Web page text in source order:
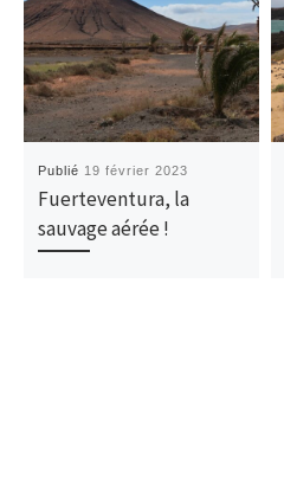
Publié 19 février 2023
Fuerteventura, la
sauvage aérée !